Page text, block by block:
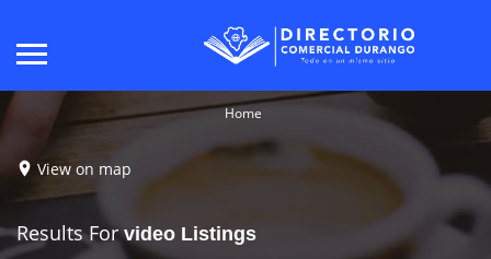
Home
View on map
Results Forvideo Listings